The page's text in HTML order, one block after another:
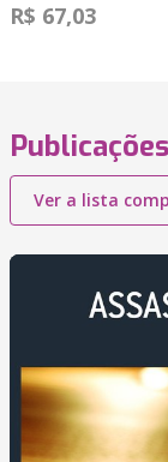
R$ 67,03
Ver a lista